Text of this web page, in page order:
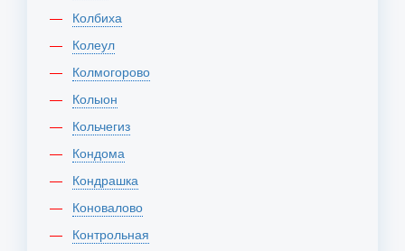
Колбиха
Колеул
Колмогорово
Колыон
Кольчегиз
Кондома
Кондрашка
Коновалово
Контрольная